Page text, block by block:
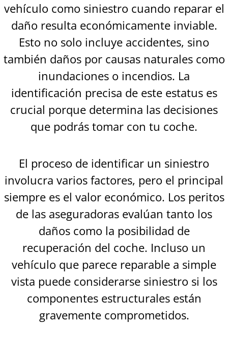
vehículo como siniestro cuando reparar el
daño resulta económicamente inviable.
Esto no solo incluye accidentes, sino
también daños por causas naturales como
inundaciones o incendios. La
identificación precisa de este estatus es
crucial porque determina las decisiones
que podrás tomar con tu coche.
El proceso de identificar un siniestro
involucra varios factores, pero el principal
siempre es el valor económico. Los peritos
de las aseguradoras evalúan tanto los
daños como la posibilidad de
recuperación del coche. Incluso un
vehículo que parece reparable a simple
vista puede considerarse siniestro si los
componentes estructurales están
gravemente comprometidos.